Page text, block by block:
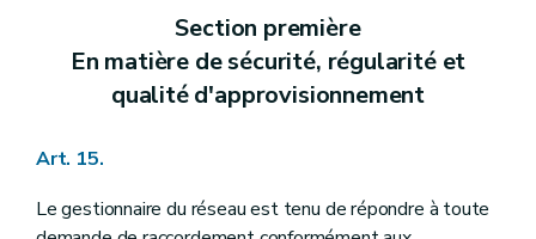
Section première
En matière de sécurité, régularité et
qualité d'approvisionnement
Art. 15.
Le gestionnaire du réseau est tenu de répondre à toute